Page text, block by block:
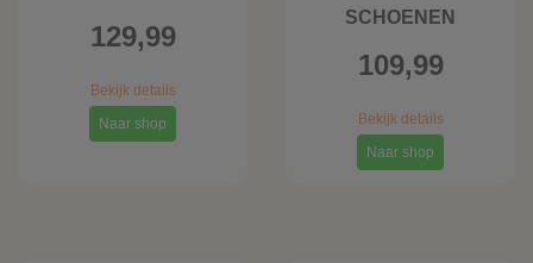
129,99
Bekijk details
Naar shop
SCHOENEN
109,99
Bekijk details
Naar shop